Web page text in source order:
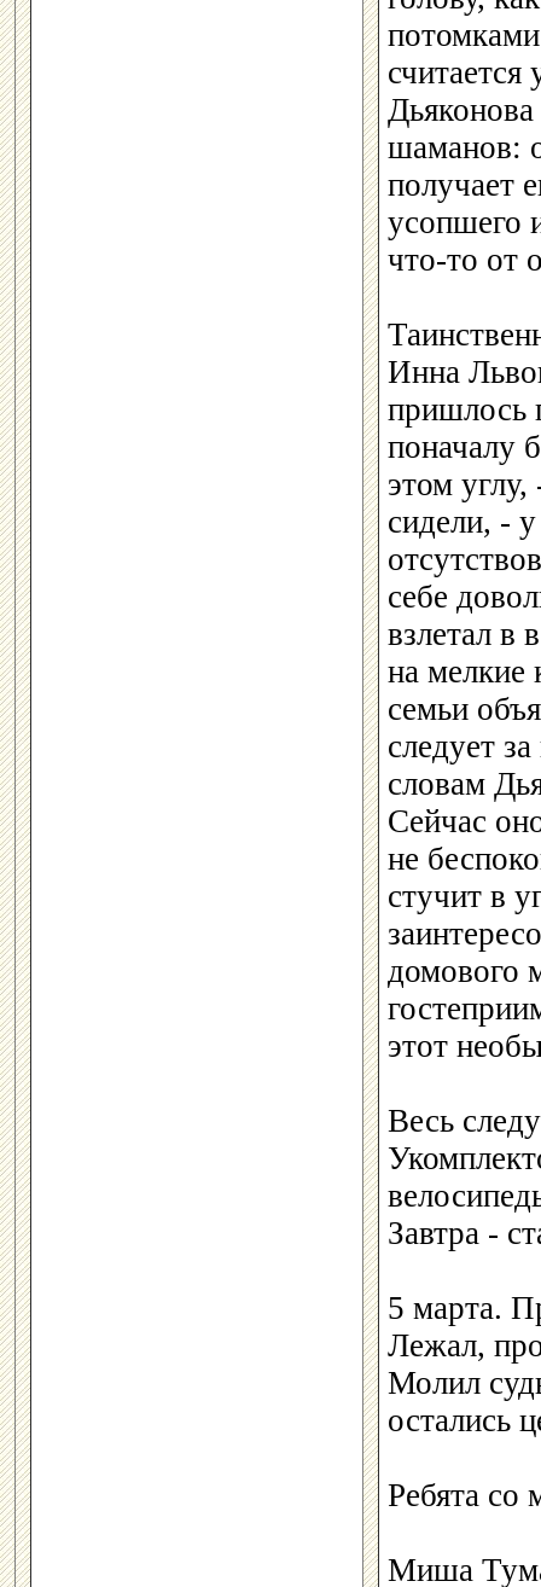
шаманов:
получает
усопшего
что-то от
Инна
пришлось
поначалу
этом
сидели, -
себе
взлетал в
на мелкие
семьи
следует
словам
Сейчас
не
стучит в
домового
этот
Весь
Завтра -
5 марта.
Лежал,
Молил
остались
Ребята со
Миша